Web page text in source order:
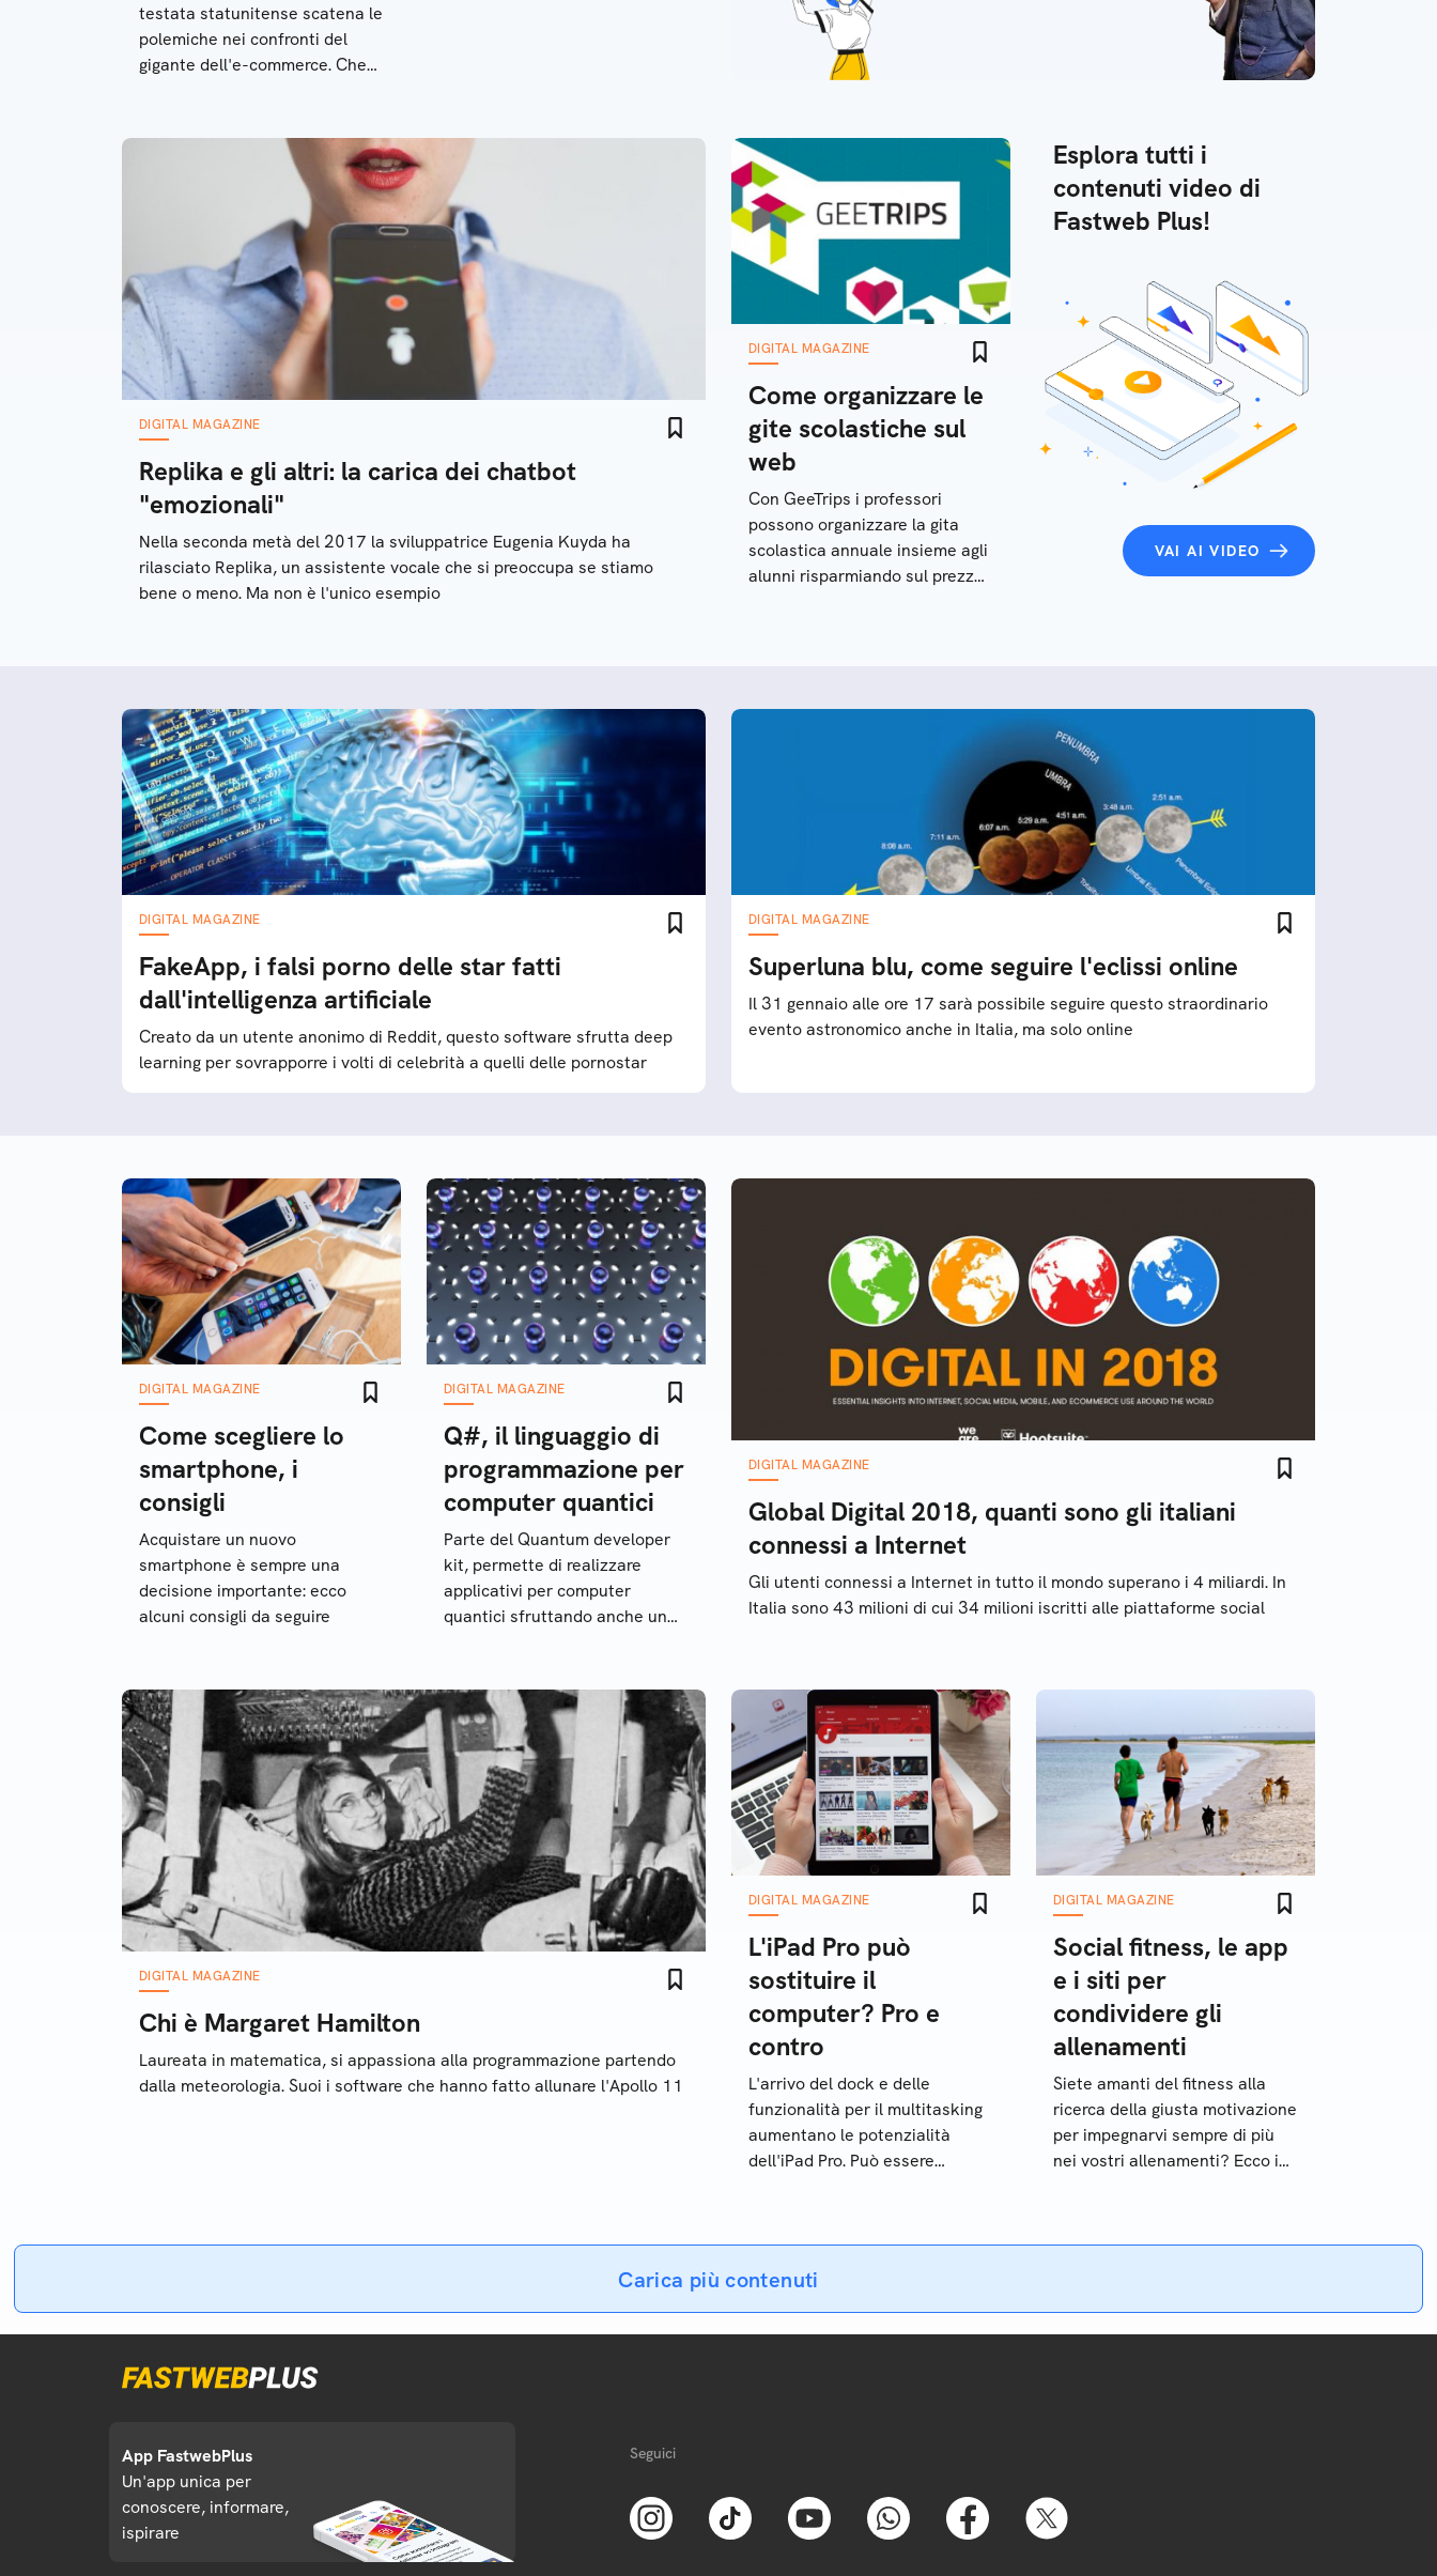
testata statunitense scatena le
polemiche nei confronti del
gigante dell'e-commerce. Che
DIGITAL MAGAZINE
Replika e gli altri: la carica dei chatbot
"emozionali"
Nella seconda metà del 2017 la sviluppatrice Eugenia Kuyda ha
rilasciato Replika, un assistente vocale che si preoccupa se stiamo
bene o meno. Ma non è l'unico esempio
DIGITAL MAGAZINE
Come organizzare le
gite scolastiche sul
web
Con GeeTrips i professori
possono organizzare la gita
scolastica annuale insieme agli
alunni risparmiando sul prezzo
Esplora tutti i
contenuti video di
Fastweb Plus!
VAI AI VIDEO
DIGITAL MAGAZINE
FakeApp, i falsi porno delle star fatti
dall'intelligenza artificiale
Creato da un utente anonimo di Reddit, questo software sfrutta deep
learning per sovrapporre i volti di celebrità a quelli delle pornostar
DIGITAL MAGAZINE
Superluna blu, come seguire l'eclissi online
Il 31 gennaio alle ore 17 sarà possibile seguire questo straordinario
evento astronomico anche in Italia, ma solo online
DIGITAL MAGAZINE
Come scegliere lo
smartphone, i
consigli
Acquistare un nuovo
smartphone è sempre una
decisione importante: ecco
alcuni consigli da seguire
DIGITAL MAGAZINE
Q#, il linguaggio di
programmazione per
computer quantici
Parte del Quantum developer
kit, permette di realizzare
applicativi per computer
quantici sfruttando anche un
DIGITAL MAGAZINE
Global Digital 2018, quanti sono gli italiani
connessi a Internet
Gli utenti connessi a Internet in tutto il mondo superano i 4 miliardi. In
Italia sono 43 milioni di cui 34 milioni iscritti alle piattaforme social
DIGITAL MAGAZINE
Chi è Margaret Hamilton
Laureata in matematica, si appassiona alla programmazione partendo
dalla meteorologia. Suoi i software che hanno fatto allunare l'Apollo 11
DIGITAL MAGAZINE
L'iPad Pro può
sostituire il
computer? Pro e
contro
L'arrivo del dock e delle
funzionalità per il multitasking
aumentano le potenzialità
dell'iPad Pro. Può essere
DIGITAL MAGAZINE
Social fitness, le app
e i siti per
condividere gli
allenamenti
Siete amanti del fitness alla
ricerca della giusta motivazione
per impegnarvi sempre di più
nei vostri allenamenti? Ecco i
Carica più contenuti
App FastwebPlus
Un'app unica per
conoscere, informare,
ispirare
Seguici